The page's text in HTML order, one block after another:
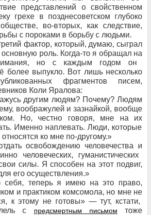
представлений о
свойственном
грехе в
позднесоветском глубоко
во-вторых, как следствие,
с пороками в борьбу с людьми.
фактор, который, думаю, сыграл
основную роль. Когда-то я обращал на
но
с
каждым годом он
более выпукло. Вот лишь несколько
фрагментов писем,
Коли Яралова:
другим людям? Почему? Людям
воображулей и зазнайкой, вообще
Но,
честно говоря, мне на
их
Именно наплевать. Люди, которые
ко мне по-другому.»
освобождению человечества и
человеческих, гуманистических
силы. Я способен на этот подвиг,
его осуществления.»
себя, теперь я
имею на это право,
и практиком комсомола, но мне не
к этому не готовы» — тут, кстати,
с
предсмертным письмом тоже